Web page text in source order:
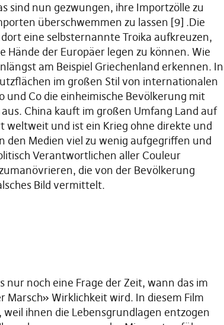
sind nun gezwungen, ihre Importzölle zu
überschwemmen zu lassen [9] .Die
eine selbsternannte Troika aufkreuzen,
der Europäer legen zu können. Wie
am Beispiel Griechenland erkennen. In
im großen Stil von internationalen
Co die einheimische Bevölkerung mit
China kauft im großen Umfang Land auf
weltweit und ist ein Krieg ohne direkte und
den Medien viel zu wenig aufgegriffen und
Verantwortlichen aller Couleur
die von der Bevölkerung
Bild vermittelt.
noch eine Frage der Zeit, wann das im
Marsch» Wirklichkeit wird. In diesem Film
ihnen die Lebensgrundlagen entzogen